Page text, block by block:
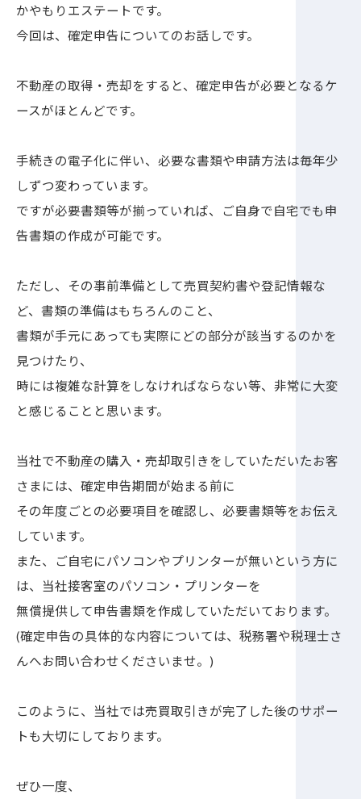
かやもりエステートです。
今回は、確定申告についてのお話しです。
不動産の取得・売却をすると、確定申告が必要となるケ
ースがほとんどです。
手続きの電子化に伴い、必要な書類や申請方法は毎年少
しずつ変わっています。
ですが必要書類等が揃っていれば、ご自身で自宅でも申
告書類の作成が可能です。
ただし、その事前準備として売買契約書や登記情報な
ど、書類の準備はもちろんのこと、
書類が手元にあっても実際にどの部分が該当するのかを
見つけたり、
時には複雑な計算をしなければならない等、非常に大変
と感じることと思います。
当社で不動産の購入・売却取引きをしていただいたお客
さまには、確定申告期間が始まる前に
その年度ごとの必要項目を確認し、必要書類等をお伝え
しています。
また、ご自宅にパソコンやプリンターが無いという方に
は、当社接客室のパソコン・プリンターを
無償提供して申告書類を作成していただいております。
(確定申告の具体的な内容については、税務署や税理士さ
んへお問い合わせくださいませ。)
このように、当社では売買取引きが完了した後のサポー
トも大切にしております。
ぜひ一度、